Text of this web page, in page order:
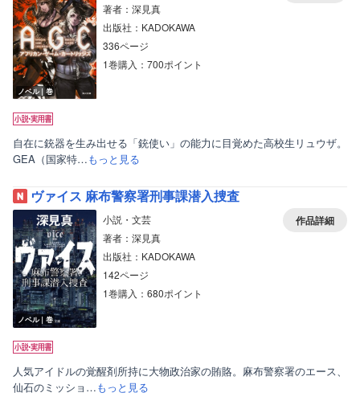
ノベル｜巻
著者：深見真
出版社：KADOKAWA
336ページ
1巻購入：700ポイント
自在に銃器を生み出せる「銃使い」の能力に目覚めた高校生リュウザ。
GEA（国家特…もっと見る
ヴァイス 麻布警察署刑事課潜入捜査
ノベル｜巻
小説・文芸
著者：深見真
出版社：KADOKAWA
142ページ
1巻購入：680ポイント
作品詳細
人気アイドルの覚醒剤所持に大物政治家の賄賂。麻布警察署のエース、
仙石のミッショ…もっと見る